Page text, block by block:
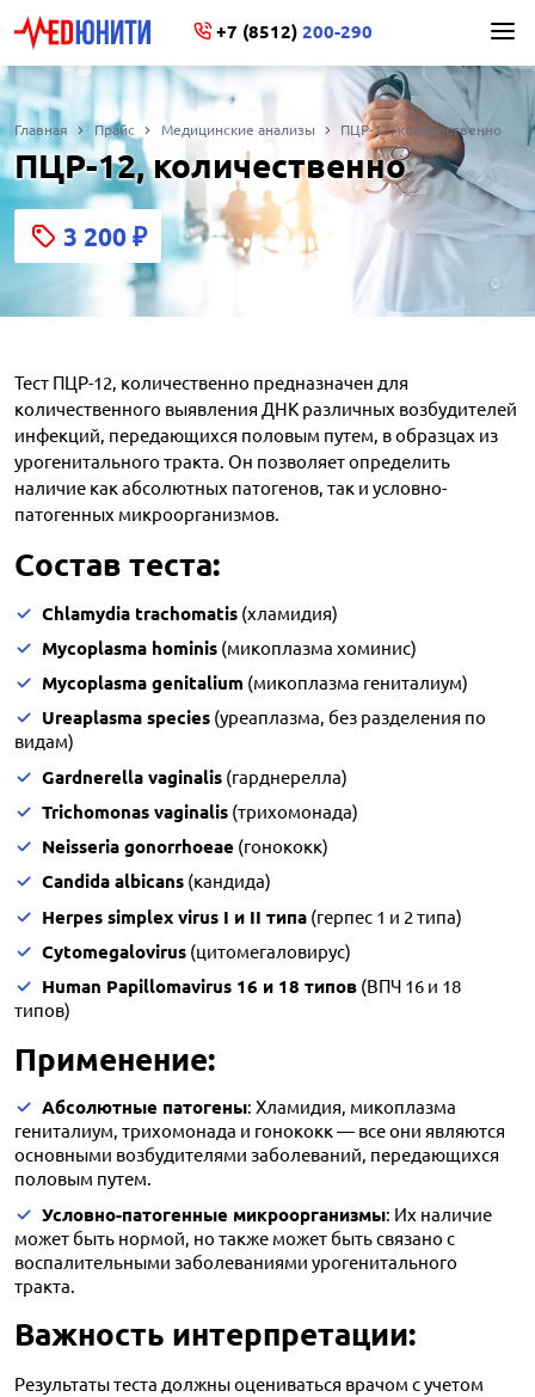
+7 (8512) 200-290
Главная Прайс Медицинские анализы ПЦР-12, количественно
ПЦР-12, количественно
3 200 ₽
Тест ПЦР-12, количественно предназначен для
количественного выявления ДНК различных возбудителей
инфекций, передающихся половым путем, в образцах из
урогенитального тракта. Он позволяет определить
наличие как абсолютных патогенов, так и условно-
патогенных микроорганизмов.
Состав теста:
Chlamydia trachomatis (хламидия)
Mycoplasma hominis (микоплазма хоминис)
Mycoplasma genitalium (микоплазма гениталиум)
Ureaplasma species (уреаплазма, без разделения по
видам)
Gardnerella vaginalis (гарднерелла)
Trichomonas vaginalis (трихомонада)
Neisseria gonorrhoeae (гонококк)
Candida albicans (кандида)
Herpes simplex virus I и II типа (герпес 1 и 2 типа)
Cytomegalovirus (цитомегаловирус)
Human Papillomavirus 16 и 18 типов (ВПЧ 16 и 18
типов)
Применение:
Абсолютные патогены: Хламидия, микоплазма
гениталиум, трихомонада и гонококк — все они являются
основными возбудителями заболеваний, передающихся
половым путем.
Условно-патогенные микроорганизмы: Их наличие
может быть нормой, но также может быть связано с
воспалительными заболеваниями урогенитального
тракта.
Важность интерпретации:
Результаты теста должны оцениваться врачом с учетом